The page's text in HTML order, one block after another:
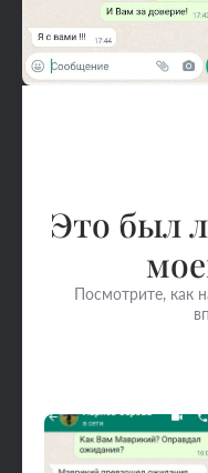
Это был
Посмотрите, как